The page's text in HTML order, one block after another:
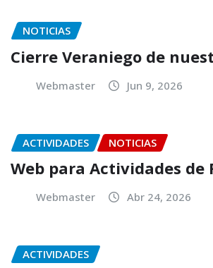
NOTICIAS
Cierre Veraniego de
Webmaster Jun 9, 2026
ACTIVIDADES NOTICIAS
Web para Actividades de
Webmaster Abr 24, 2026
ACTIVIDADES